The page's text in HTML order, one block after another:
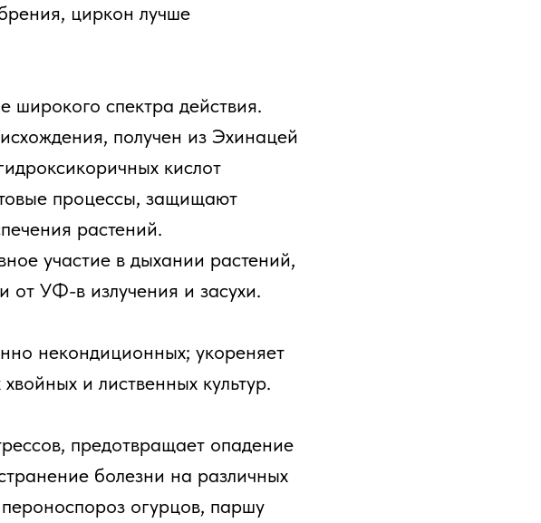
циркон лучше
спектра действия.
получен из Эхинацей
кислот
процессы, защищают
растений.
участие в дыхании растений,
от УФ-в излучения и засухи.
некондиционных; укореняет
и лиственных культур.
предотвращает опадение
болезни на различных
огурцов, паршу